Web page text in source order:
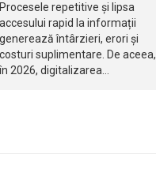
Procesele repetitive și lipsa
accesului rapid la informații
generează întârzieri, erori și
costuri suplimentare. De aceea,
2026, digitalizarea…